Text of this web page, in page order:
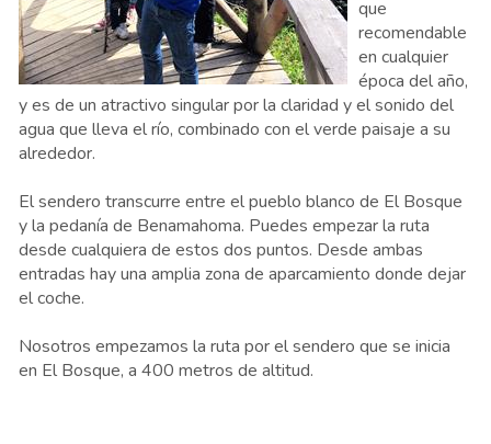
que
recomendable
en cualquier
época del año,
y es de un atractivo singular por la claridad y el sonido del
agua que lleva el río, combinado con el verde paisaje a su
alrededor.
El sendero transcurre entre el pueblo blanco de El Bosque
y la pedanía de Benamahoma. Puedes empezar la ruta
desde cualquiera de estos dos puntos. Desde ambas
entradas hay una amplia zona de aparcamiento donde dejar
el coche.
Nosotros empezamos la ruta por el sendero que se inicia
en El Bosque, a 400 metros de altitud.